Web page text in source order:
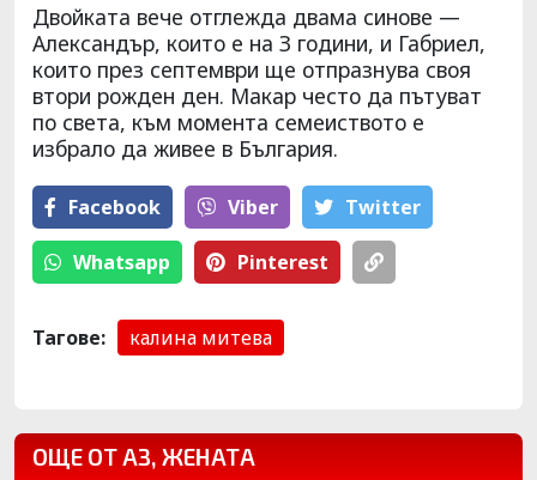
Двойката вече отглежда двама синове —
Александър, които е на З години, и Габриел,
които през септември ще отпразнува своя
втори рожден ден. Макар често да пътуват
по света, към момента семеиството е
избрало да живее в България.
Facebook Viber Тwitter
Whatsapp Pinterest
Тагове: калина митева
ОЩЕ ОТ АЗ, ЖЕНАТА